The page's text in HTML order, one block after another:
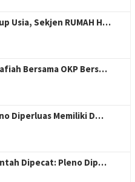
Usia, Sekjen RUMAH H…
Bersama OKP Bers…
Diperluas Memiliki D…
Dipecat: Pleno Dip…